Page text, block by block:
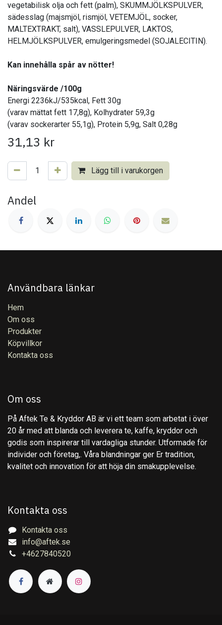
vegetabilisk olja och fett (palm), SKUMMJÖLKSPULVER,
sädesslag (majsmjöl, rismjöl, VETEMJÖL, socker,
MALTEXTRAKT, salt), VASSLEPULVER, LAKTOS,
HELMJÖLKSPULVER, emulgeringsmedel (SOJALECITIN).
Kan innehålla spår av nötter!
Näringsvärde /100g
Energi 2236kJ/535kcal, Fett 30g
(varav mättat fett 17,8g), Kolhydrater 59,3g
(varav sockerarter 55,1g), Protein 5,9g, Salt 0,28g
31,13 kr
Lägg till i varukorgen
Andel
Användbara länkar
Hem
Om oss
Produkter
Köpvillkor
Kontakta oss
Om oss
På Aftek Te & Kryddor AB är vi ett team som arbetat i över
20 år med att blanda och leverera te, kaffe, kryddor och
godis som inspirerar till vardagliga stunder. Utformade för
individer och företag,. Våra blandningar ger Er tradition,
kvalitet och innovation för att höja din smakupplevelse.
Kontakta oss
Kontakta oss
info@aftek.se
+4627840520